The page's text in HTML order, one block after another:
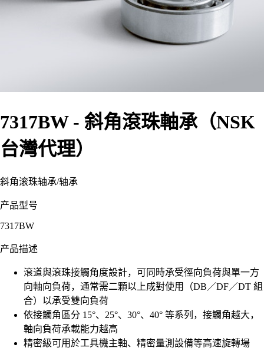
7317BW - 斜角滾珠軸承（NSK
台灣代理）
斜角滚珠轴承/轴承
产品型号
7317BW
产品描述
滾道與滾珠接觸角度設計，可同時承受徑向負荷與單一方
向軸向負荷，通常需二顆以上成對使用（DB／DF／DT 組
合）以承受雙向負荷
依接觸角區分 15°、25°、30°、40° 等系列，接觸角越大，
軸向負荷承載能力越高
精密級可用於工具機主軸、精密量測設備等高速旋轉場